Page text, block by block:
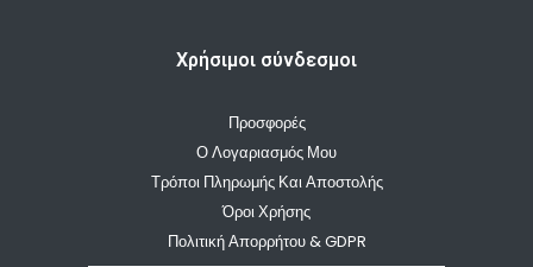
Χρήσιμοι σύνδεσμοι
Προσφορές
Ο Λογαριασμός Μου
Τρόποι Πληρωμής Και Αποστολής
Όροι Χρήσης
Πολιτική Απορρήτου & GDPR